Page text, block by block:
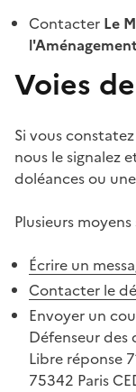
Contacter Le
Voies
Si vous
nous le signalez
doléances ou
Plusieurs
Écrire un
Contacter le
Envoyer un
Défenseur des
Libre réponse
75342 Paris